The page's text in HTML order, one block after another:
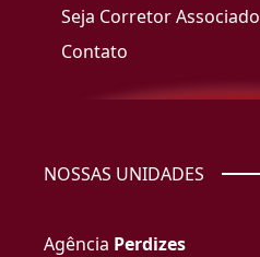
Seja Corretor Associado
Contato
NOSSAS UNIDADES
Agência Perdizes